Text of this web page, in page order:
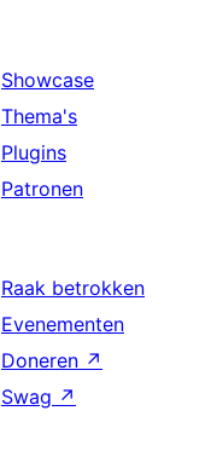
Showcase
Thema's
Plugins
Patronen
Raak betrokken
Evenementen
Doneren ↗
Swag ↗